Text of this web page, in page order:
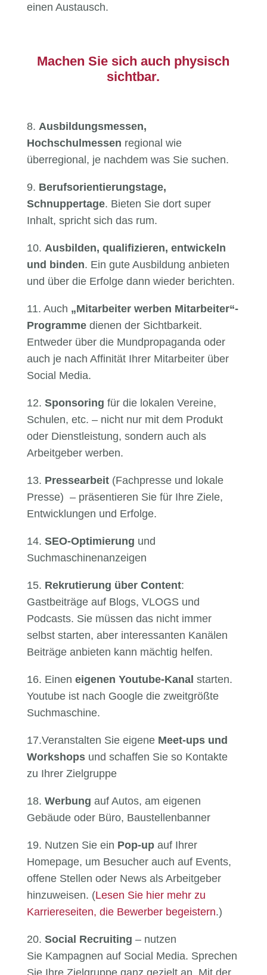
einen Austausch.
Machen Sie sich auch physisch
sichtbar.
8. Ausbildungsmessen,
Hochschulmessen regional wie
überregional, je nachdem was Sie suchen.
9. Berufsorientierungstage,
Schnuppertage. Bieten Sie dort super
Inhalt, spricht sich das rum.
10. Ausbilden, qualifizieren, entwickeln
und binden. Ein gute Ausbildung anbieten
und über die Erfolge dann wieder berichten.
11. Auch „Mitarbeiter werben Mitarbeiter“-
Programmedienen der Sichtbarkeit.
Entweder über die Mundpropaganda oder
auch je nach Affinität Ihrer Mitarbeiter über
Social Media.
12. Sponsoring für die lokalen Vereine,
Schulen, etc. – nicht nur mit dem Produkt
oder Dienstleistung, sondern auch als
Arbeitgeber werben.
13. Pressearbeit(Fachpresse und lokale
Presse) – präsentieren Sie für Ihre Ziele,
Entwicklungen und Erfolge.
14. SEO-Optimierung und
Suchmaschinenanzeigen
15. Rekrutierung über Content:
Gastbeiträge auf Blogs, VLOGS und
Podcasts. Sie müssen das nicht immer
selbst starten, aber interessanten Kanälen
Beiträge anbieten kann mächtig helfen.
16. Einen eigenen Youtube-Kanal starten.
Youtube ist nach Google die zweitgrößte
Suchmaschine.
17.Veranstalten Sie eigene Meet-ups und
Workshopsund schaffen Sie so Kontakte
zu Ihrer Zielgruppe
18. Werbung auf Autos, am eigenen
Gebäude oder Büro, Baustellenbanner
19. Nutzen Sie ein Pop-upauf Ihrer
Homepage, um Besucher auch auf Events,
offene Stellen oder News als Arbeitgeber
hinzuweisen. (Lesen Sie hier mehr zu
Karriereseiten, die Bewerber begeistern.)
20. Social Recruiting – nutzen
Sie Kampagnen auf Social Media. Sprechen
Sie Ihre Zielgruppe ganz gezielt an. Mit der